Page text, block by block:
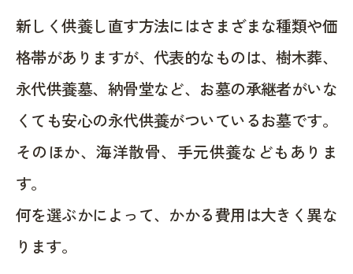
新しく供養し直す方法にはさまざまな種類や価
格帯がありますが、代表的なものは、樹木葬、
永代供養墓、納骨堂など、お墓の承継者がいな
くても安心の永代供養がついているお墓です。
そのほか、海洋散骨、手元供養などもありま
す。
何を選ぶかによって、かかる費用は大きく異な
ります。